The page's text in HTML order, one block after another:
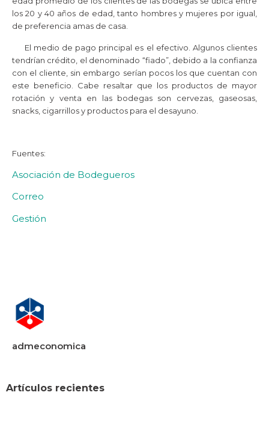
los 20 y 40 años de edad, tanto hombres y mujeres por igual,
de preferencia amas de casa.
El medio de pago principal es el efectivo. Algunos clientes
tendrían crédito, el denominado “fiado”, debido a la confianza
con el cliente, sin embargo serían pocos los que cuentan con
este beneficio. Cabe resaltar que los productos de mayor
rotación y venta en las bodegas son cervezas, gaseosas,
snacks, cigarrillos y productos para el desayuno.
Fuentes:
Asociación de Bodegueros
Correo
Gestión
admeconomica
Artículos recientes